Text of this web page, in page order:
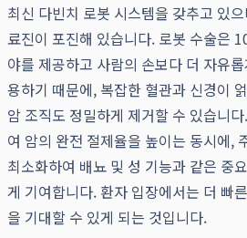
최신 다빈치 로봇 시스템을 갖추고 있
료진이 포진해 있습니다. 로봇 수술은
야를 제공하고 사람의 손보다 더 자유
용하기 때문에, 복잡한 혈관과 신경이
암 조직도 정밀하게 제거할 수 있습니
여 암의 완전 절제율을 높이는 동시에,
최소화하여 배뇨 및 성 기능과 같은 중
게 기여합니다. 환자 입장에서는 더 빠
을 기대할 수 있게 되는 것입니다.